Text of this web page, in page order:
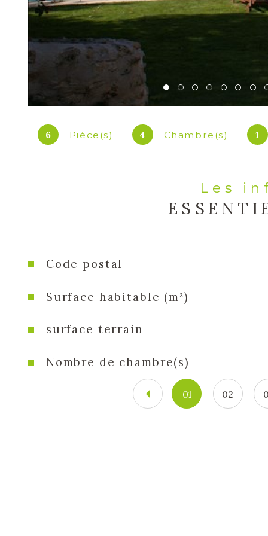
6 Pièce(s) 4 Chambre(s) 1
Les
Caractéristiques Valeurs
Code postal
Surface habitable (m²)
surface terrain
Nombre de chambre(s)
01 02